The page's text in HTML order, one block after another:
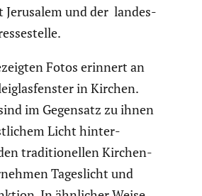
Jerusalem und der landes­
Fotos erinnert an
in Kirchen.
im Gegensatz zu ihnen
Licht hinter­
tradi­tio­nellen Kirchen­
Tages­licht und